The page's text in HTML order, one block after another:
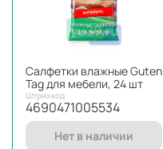
Салфетки влажные Guten
Tag для мебели, 24 шт
Штрихкод
4690471005534
Нет в наличии